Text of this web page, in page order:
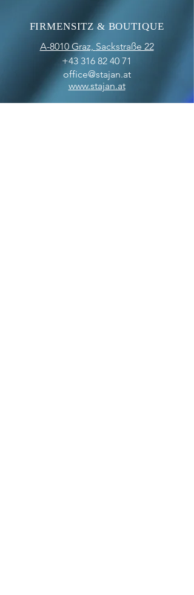
FIRMENSITZ & BOUTIQUE
A-8010 Graz, Sackstraße 22
+43 316 82 40 71
office@stajan.at
www.stajan.at